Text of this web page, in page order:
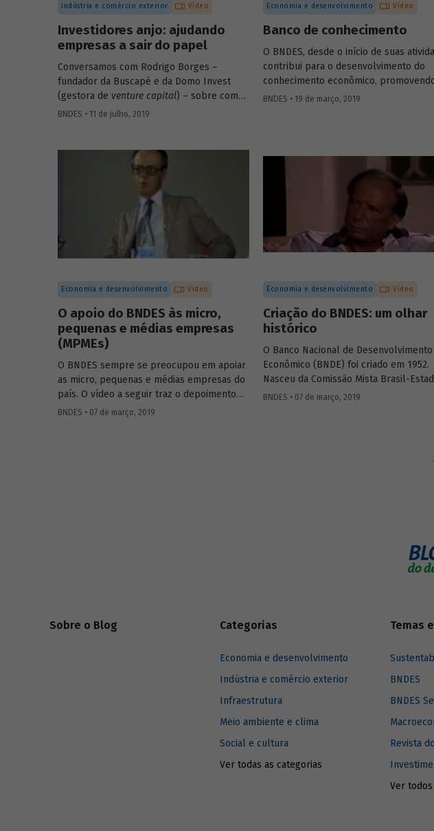
Indústria e comércio exterior Vídeo
Investidores anjo: ajudando
empresas a sair do papel
Conversamos com Rodrigo Borges –
fundador da Buscapé e da Domo Invest
(gestora de venture capital) – sobre como
funciona o investimento anjo. Confira
escolhem em quaisstartupsinvestir e
ajudam os empreendedores a tirar os seus
negócios do papel.
BNDES • 11 de julho, 2019
Economia e desenvolvimento Vídeo
Banco de conhecimento
O BNDES, desde o início de suas
contribui para o desenvolvimento do
conhecimento econômico,
análises e reflexões internas e
memória do Banco, durante as
comemorações do aniversário de 60
da instituição, em 2012, compartilha sua
visão quanto à atuação institucional na
produção de estudos e linhas de
BNDES • 19 de março, 2019
Economia e desenvolvimento Vídeo
O apoio do BNDES às micro,
pequenas e médias empresas
(MPMEs)
O BNDES sempre se preocupou em apoiar
as micro, pequenas e médias empresas do
país. O vídeo a seguir traz o depoimento
de 3 colaboradores do Banco, de
BNDES • 07 de março, 2019
Economia e desenvolvimento Vídeo
Criação do BNDES: um olhar
histórico
O Banco Nacional de Desenvolvimento
Econômico (BNDE) foi criado em 1952.
Nasceu da Comissão Mista Brasil-
Unidos (CMBEU), que reuniu técnicos
Frederico Torres, que também presidiu
BNDES • 07 de março, 2019
Sobre o Blog Categorias
Economia e desenvolvimento
Indústria e comércio exterior
Infraestrutura
Meio ambiente e clima
Social e cultura
Ver todas as categorias
Temas
BNDES
BNDES
Revista
Ver